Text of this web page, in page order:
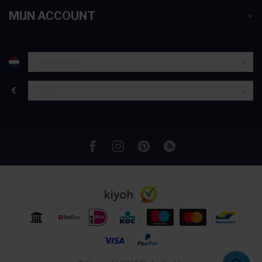
partners voor social media, adverteren en analyse. Deze
verzameld op basis van uw gebruik van hun services.
MIJN ACCOUNT
€